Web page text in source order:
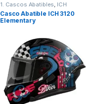
1. Cascos Abatibles, ICH
Casco Abatible ICH 3120
Elementary